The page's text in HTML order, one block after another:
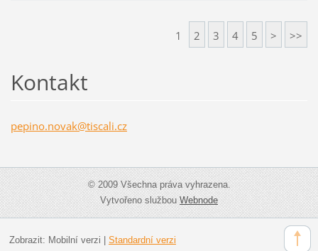
1 2 3 4 5 > >>
Kontakt
pepino.novak@tiscali.cz
© 2009 Všechna práva vyhrazena.
Vytvořeno službouWebnode
Zobrazit: Mobilní verzi | Standardní verzi